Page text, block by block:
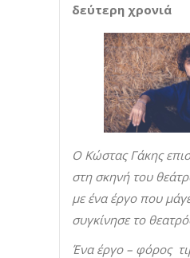
δεύτερη χρονιά
Ο Κώστας Γάκης
στη σκηνή του
με ένα έργο που
συγκίνησε το
Ένα έργο – φόρος